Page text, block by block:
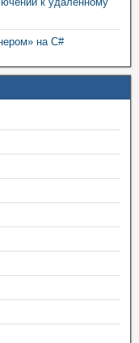
на C#